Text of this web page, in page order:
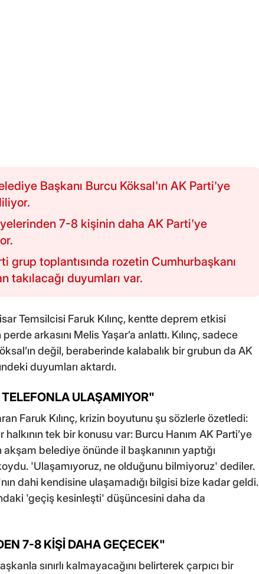
Başkanı Burcu Köksal'ın AK Parti'ye
7-8 kişinin daha AK Parti'ye
grup toplantısında rozetin Cumhurbaşkanı
takılacağı duyumları var.
Temsilcisi Faruk Kılınç, kentte deprem etkisi
arkasını Melis Yaşar’a anlattı. Kılınç, sadece
değil, beraberinde kalabalık bir grubun da AK
duyumları aktardı.
ULAŞAMIYOR"
Faruk Kılınç, krizin boyutunu şu sözlerle özetledi:
tek bir konusu var: Burcu Hanım AK Parti’ye
belediye önünde il başkanının yaptığı
'Ulaşamıyoruz, ne olduğunu bilmiyoruz' dediler.
dahi kendisine ulaşamadığı bilgisi bize kadar geldi.
'geçiş kesinleşti' düşüncesini daha da
7-8 KİŞİ DAHA GEÇECEK"
sınırlı kalmayacağını belirterek çarpıcı bir